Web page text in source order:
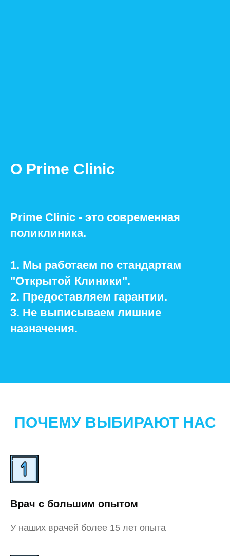
О Prime Clinic
Prime Сlinic - это современная
поликлиника.
1. Мы работаем по стандартам
"Открытой Клиники".
2. Предоставляем гарантии.
3. Не выписываем лишние
назначения.
ПОЧЕМУ ВЫБИРАЮТ НАС
Врач с большим опытом
У наших врачей более 15 лет опыта